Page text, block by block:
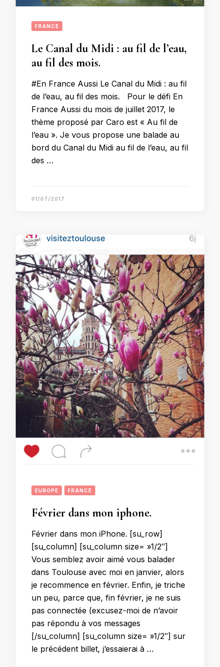
FRANCE
Le Canal du Midi : au fil de l’eau,
au fil des mois.
#En France Aussi Le Canal du Midi : au fil
de l’eau, au fil des mois. Pour le défi En
France Aussi du mois de juillet 2017, le
thème proposé par Caro est « Au fil de
l’eau ». Je vous propose une balade au
bord du Canal du Midi au fil de l’eau, au fil
des …
01/07/2017
EUROPE FRANCE
Février dans mon iphone.
Février dans mon iPhone. [su_row]
[su_column] [su_column size= »1/2″]
Vous semblez avoir aimé vous balader
dans Toulouse avec moi en janvier, alors
je recommence en février. Enfin, je triche
un peu, parce que, fin février, je ne suis
pas connectée (excusez-moi de n’avoir
pas répondu à vos messages
[/su_column] [su_column size= »1/2″] sur
le précédent billet, j’essaierai à …